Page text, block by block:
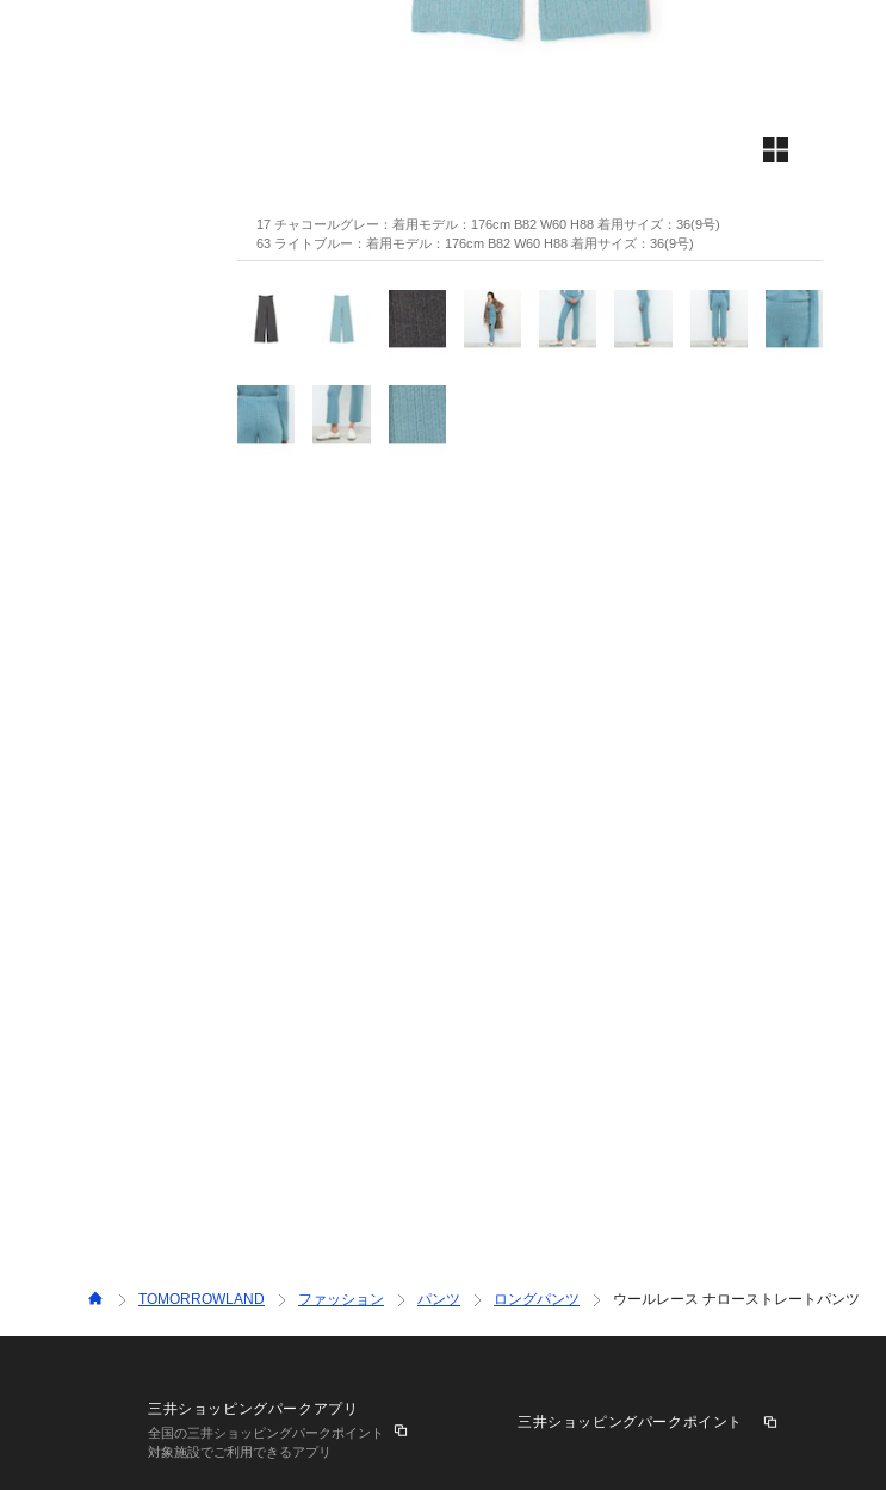
17 チャコールグレー：着用モデル：176cm B82 W60 H88 着用サイズ：36(9号)
63 ライトブルー：着用モデル：176cm B82 W60 H88 着用サイズ：36(9号)
TOMORROWLAND ファッション パンツ ロングパンツ ウールレース ナローストレートパンツ
三井ショッピングパークアプリ
全国の三井ショッピングパークポイント
対象施設でご利用できるアプリ
三井ショッピングパークポイント